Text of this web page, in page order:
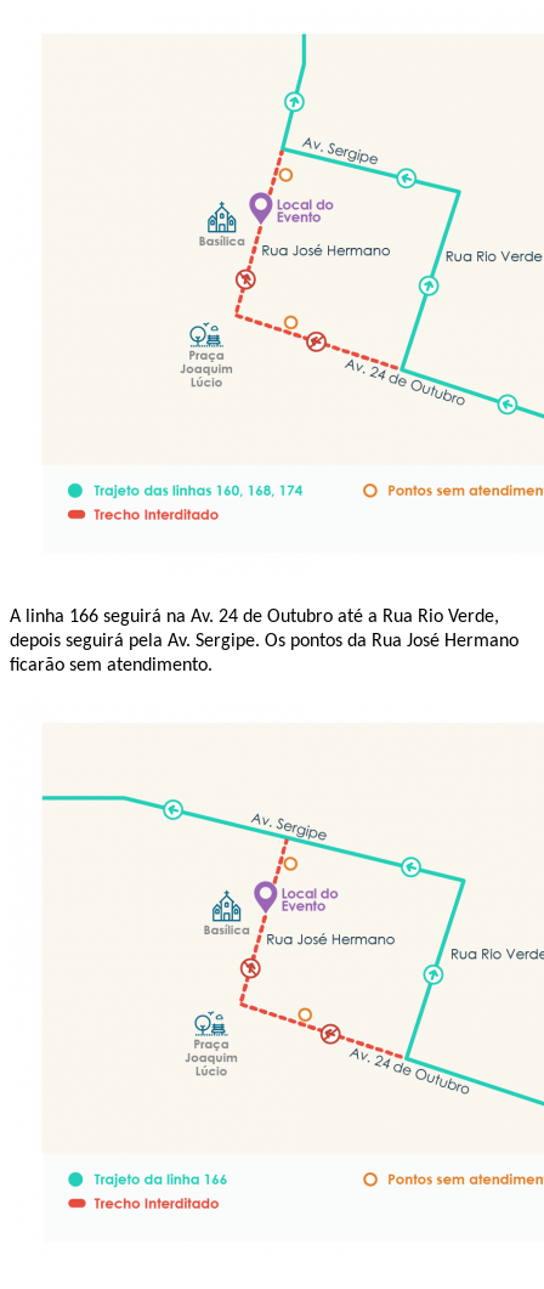
A linha 166 seguirá na Av. 24 de Outubro até a Rua Rio Verde,
depois seguirá pela Av. Sergipe. Os pontos da Rua José Hermano
ficarão sem atendimento.